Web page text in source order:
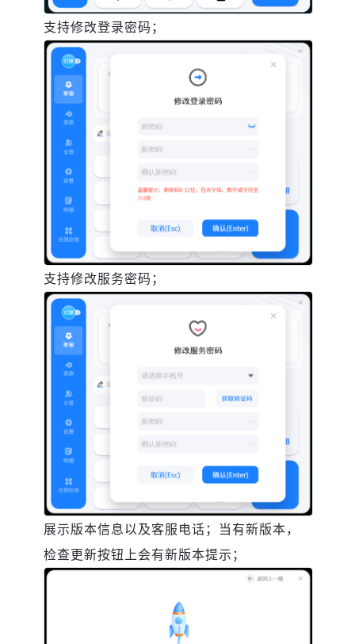
支持修改登录密码；
支持修改服务密码；
展示版本信息以及客服电话；当有新版本，
检查更新按钮上会有新版本提示；